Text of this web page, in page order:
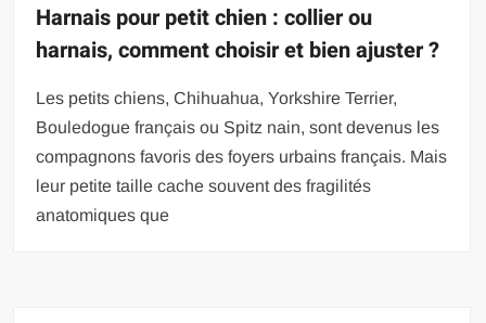
Harnais pour petit chien : collier ou
harnais, comment choisir et bien ajuster ?
Les petits chiens, Chihuahua, Yorkshire Terrier,
Bouledogue français ou Spitz nain, sont devenus les
compagnons favoris des foyers urbains français. Mais
leur petite taille cache souvent des fragilités
anatomiques que